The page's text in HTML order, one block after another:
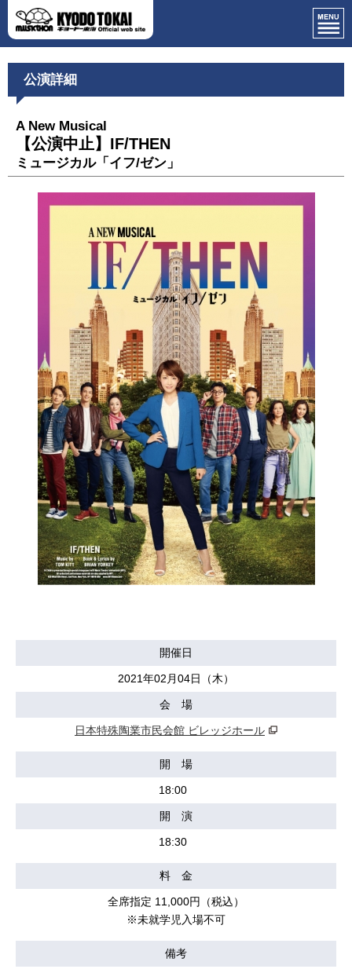
公演詳細
A New Musical
【公演中止】IF/THEN
ミュージカル「イフ/ゼン」
開催日
2021年02月04日（木）
会 場
日本特殊陶業市民会館 ビレッジホール
開 場
18:00
開 演
18:30
料 金
全席指定 11,000円（税込）
※未就学児入場不可
備考